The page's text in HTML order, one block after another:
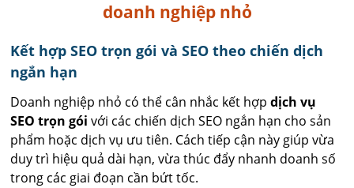
doanh nghiệp nhỏ
Kết hợp SEO trọn gói và SEO theo chiến dịch
ngắn hạn
Doanh nghiệp nhỏ có thể cân nhắc kết hợpdịch vụ
SEO trọn gói với các chiến dịch SEO ngắn hạn cho sản
phẩm hoặc dịch vụ ưu tiên. Cách tiếp cận này giúp vừa
duy trì hiệu quả dài hạn, vừa thúc đẩy nhanh doanh số
trong các giai đoạn cần bứt tốc.